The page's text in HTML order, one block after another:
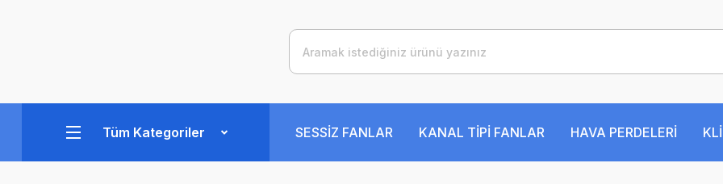
Tüm Kategoriler SESSİZ FANLAR KANAL TİPİ FANLAR HAVA PERDELERİ